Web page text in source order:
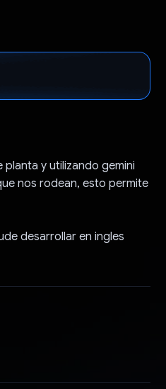
y utilizando gemini
nos rodean, esto permite
desarrollar en ingles